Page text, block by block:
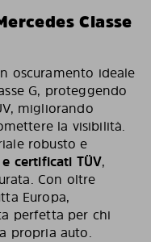
Classe
oscuramento ideale
G, proteggendo
migliorando
la visibilità.
robusto e
certificati TÜV,
Con oltre
Europa,
perfetta per chi
propria auto.